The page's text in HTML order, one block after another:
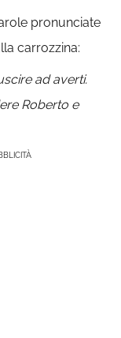
pronunciate
carrozzina:
ad averti.
Roberto e